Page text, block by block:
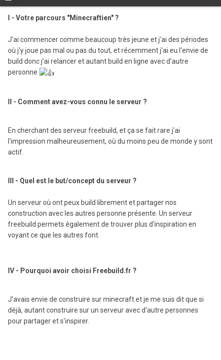
I - Votre parcours "Minecraftien" ?
J'ai commencer comme beaucoup très jeune et j'ai des périodes
où j'y joue pas mal ou pas du tout, et récemment j'ai eu l'envie de
build donc j'ai relancer et autant build en ligne avec d'autre
personne
II - Comment avez-vous connu le serveur ?
En cherchant des serveur freebuild, et ça se fait rare j'ai
l'impression malheureusement, où du moins peu de monde y sont
actif.
III - Quel est le but/concept du serveur ?
Un serveur où ont peux build librement et partager nos
construction avec les autres personne présente. Un serveur
freebuild permets également de trouver plus d'inspiration en
voyant ce que les autres font.
IV - Pourquoi avoir choisi Freebuild.fr ?
J'avais envie de construire sur minecraft et je me suis dit que si
déjà, autant construire sur un serveur avec d'autre personnes
pour partager et s'inspirer.